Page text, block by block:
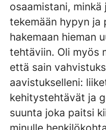
osaamistani,
tekemään hypyn ja
hakemaan hieman
tehtäviin. Oli myös
että sain
aavistukselleni:
kehitystehtävät ja
suunta joka paitsi